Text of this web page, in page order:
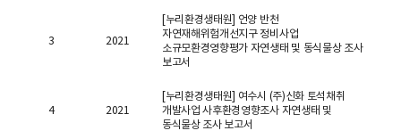
3 2021
[누리환경생태원] 언양 반천
자연재해위험개선지구 정비사업
소규모환경영향평가 자연생태 및 동식물상 조사
보고서
4 2021
[누리환경생태원] 여수시 (주)신화 토석채취
개발사업 사후환경영향조사 자연생태 및
동식물상 조사 보고서